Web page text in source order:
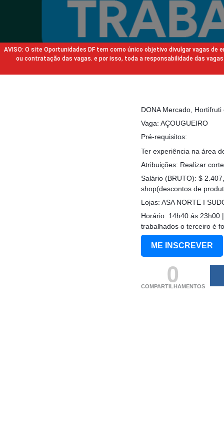
AVISO: O site Oportunidades DF tem como único objetivo divulgar vagas
ou contratação das vagas. e por isso, toda a responsabilidade das
DONA Mercado, Hortifruti
Vaga: AÇOUGUEIRO
Pré-requisitos:
Ter experiência na área
Atribuições: Realizar
Salário (BRUTO): $
shop(descontos de
Lojas: ASA NORTE I
Horário: 14h40 ás 23h00
trabalhados o terceiro é
ME INSCREVER
0
COMPARTILHAMENTOS